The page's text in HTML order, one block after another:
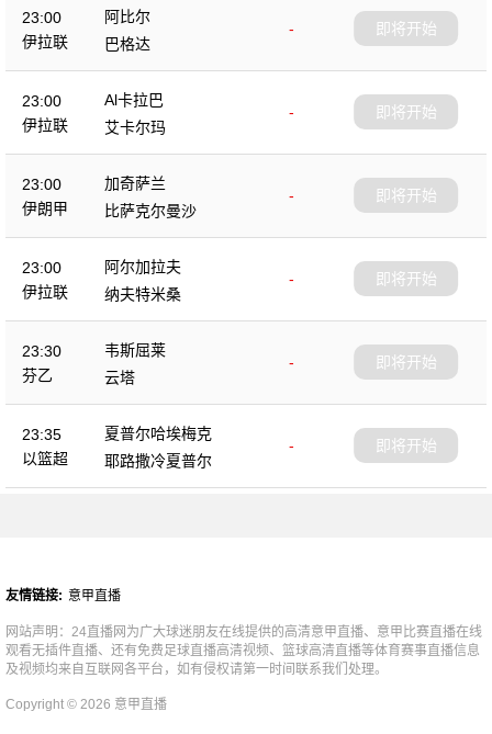
23:00
伊拉联
阿比尔
-
巴格达
即将开始
23:00
伊拉联
Al卡拉巴
-
艾卡尔玛
即将开始
23:00
伊朗甲
加奇萨兰
-
比萨克尔曼沙
即将开始
23:00
伊拉联
阿尔加拉夫
-
纳夫特米桑
即将开始
23:30
芬乙
韦斯屈莱
-
云塔
即将开始
23:35
以篮超
夏普尔哈埃梅克
-
耶路撒冷夏普尔
即将开始
友情链接: 意甲直播
网站声明：24直播网为广大球迷朋友在线提供的高清意甲直播、意甲比赛直播在线
观看无插件直播、还有免费足球直播高清视频、篮球高清直播等体育赛事直播信息
及视频均来自互联网各平台，如有侵权请第一时间联系我们处理。
Copyright © 2026 意甲直播